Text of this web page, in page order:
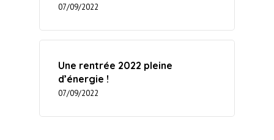
07/09/2022
Une rentrée 2022 pleine
d’énergie !
07/09/2022